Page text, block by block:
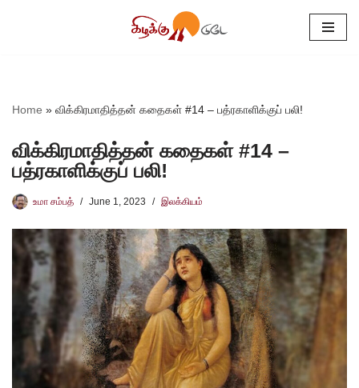
Home » விக்கிரமாதித்தன் கதைகள் #14 – பத்ரகாளிக்குப் பலி!
விக்கிரமாதித்தன் கதைகள் #14 –
பத்ரகாளிக்குப் பலி!
உமா சம்பத் June 1, 2023 இலக்கியம்